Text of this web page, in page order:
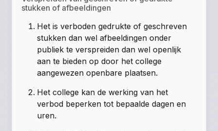
stukken of afbeeldingen
Het is verboden gedrukte of geschreven
stukken dan wel afbeeldingen onder
publiek te verspreiden dan wel openlijk
aan te bieden op door het college
aangewezen openbare plaatsen.
Het college kan de werking van het
verbod beperken tot bepaalde dagen en
uren.